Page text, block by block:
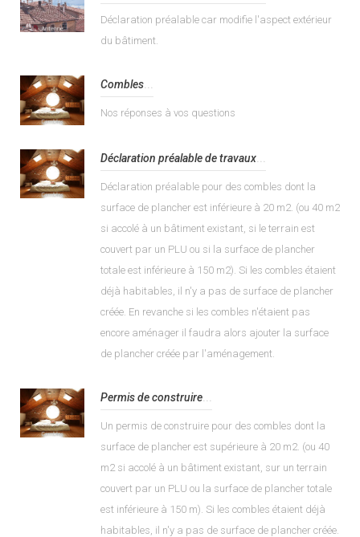
Déclaration préalable car modifie l'aspect extérieur
du bâtiment.
Combles...
Nos réponses à vos questions
Déclaration préalable de travaux
Déclaration préalable pour des combles dont la
surface de plancher est inférieure à 20 m2. (ou 40 m2
si accolé à un bâtiment existant, si le terrain est
couvert par un PLU ou si la surface de plancher
totale est inférieure à 150 m2). Si les combles étaient
déjà habitables, il n'y a pas de surface de plancher
créée. En revanche si les combles n'étaient pas
encore aménager il faudra alors ajouter la surface
de plancher créée par l'aménagement.
Permis de construire
Un permis de construire pour des combles dont la
surface de plancher est supérieure à 20 m2. (ou 40
m2 si accolé à un bâtiment existant, sur un terrain
couvert par un PLU ou la surface de plancher totale
est inférieure à 150 m). Si les combles étaient déjà
habitables, il n'y a pas de surface de plancher créée.